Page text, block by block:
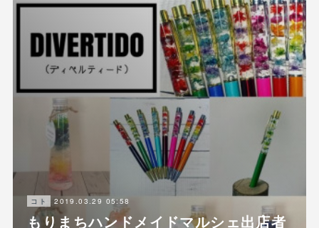
コト 2019.03.29 05:58
もりまちハンドメイドマルシェ出店者